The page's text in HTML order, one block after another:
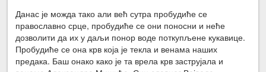
Данас је можда тако али већ сутра пробудиће се
православно срце, пробудиће се они поносни и неће
дозволити да их у даљи понор воде поткупљене кукавице.
Пробудиће се она крв која је текла и венама наших
предака. Баш онако како је та врела крв заструјала и